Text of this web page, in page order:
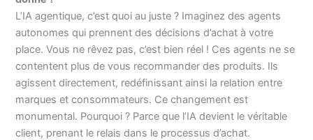
L’IA agentique, c’est quoi au juste ? Imaginez des agents
autonomes qui prennent des décisions d’achat à votre
place. Vous ne rêvez pas, c’est bien réel ! Ces agents ne se
contentent plus de vous recommander des produits. Ils
agissent directement, redéfinissant ainsi la relation entre
marques et consommateurs. Ce changement est
monumental. Pourquoi ? Parce que l’IA devient le véritable
client, prenant le relais dans le processus d’achat.